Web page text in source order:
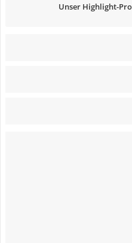
Unser Highlight-